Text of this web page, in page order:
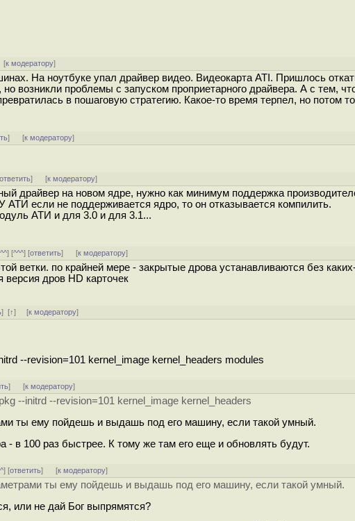
к модератору]
На ноутбуке упал драйвер видео. Видеокарта ATI. Пришлось
возникли проблемы с запуском проприетарного драйвера. А с тем,
в пошаговую стратегию. Какое-то время терпел, но потом
] [к модератору]
ответить] [к модератору]
драйвер на новом ядре, нужно как минимум поддержка
АТИ если не поддерживается ядро, то он отказывается компилить.
АТИ и для 3.0 и для 3.1...
^^] [^^^] [ответить] [к модератору]
ветки. по крайней мере - закрытые дрова устанавливаются без
версия дров HD карточек
][↑] [к модератору]
--revision=101 kernel_image kernel_headers modules
] [к модератору]
--initrd --revision=101 kernel_image kernel_headers
ты ему пойдешь и выдашь под его машину, если такой умный.
- в 100 раз быстрее. К тому же там его еще и обновлять будут.
] [ответить] [к модератору]
ты ему пойдешь и выдашь под его машину, если такой умный.
или не дай Бог выпрямятся?